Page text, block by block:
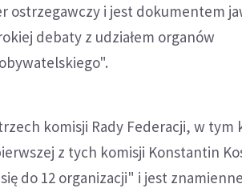
ostrzegawczy i jest dokumentem
debaty z udziałem organów
komisji Rady Federacji, w tym
z tych komisji Konstantin
do 12 organizacji" i jest